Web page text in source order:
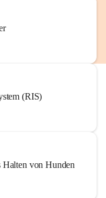
(RIS)
Halten von Hunden